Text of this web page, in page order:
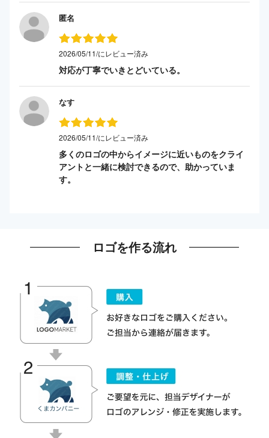
匿名
2026/05/11/にレビュー済み
対応が丁寧でいきとどいている。
なす
2026/05/11/にレビュー済み
多くのロゴの中からイメージに近いものをクライ
アントと一緒に検討できるので、助かっていま
す。
ロゴを作る流れ